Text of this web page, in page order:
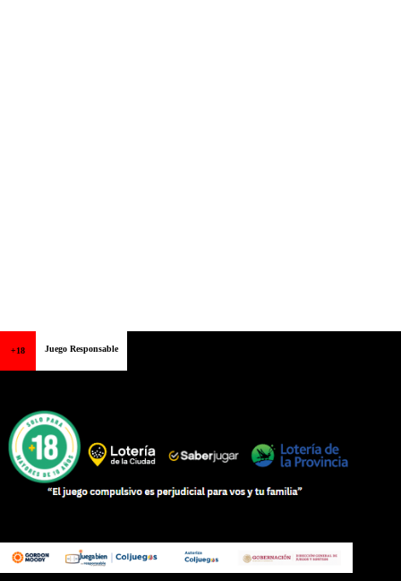
+18 Juego Responsable